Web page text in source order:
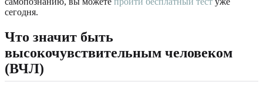
сегодня.
Что значит быть
высокочувствительным человеком
(ВЧЛ)